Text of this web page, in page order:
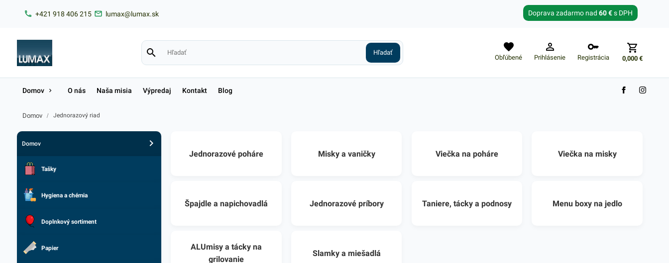
+421 918 406 215 lumax@lumax.sk Doprava zadarmo nad 60 €s DPH
Obľúbené Prihlásenie Registrácia 0,000€
Zabudnuté heslo?
Domov O nás Naša misia Výpredaj Kontakt Blog
Domov / Jednorazový riad
Domov
Tašky
Hygiena a chémia
Doplnkový sortiment
Papier
Jednorazové poháre Misky a vaničky Viečka na poháre Viečka na misky
Špajdle a napichovadlá Jednorazové príbory Taniere, tácky a podnosy Menu boxy na jedlo
ALUmisy a tácky na
grilovanie
Slamky a miešadlá